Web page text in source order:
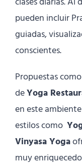
pueden incluir
guiadas,
conscientes.
Propuestas como
deYoga
en este
estilos como
Vinyasa Yoga
muy